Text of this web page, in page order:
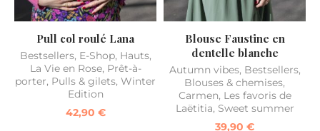
Pull col roulé Lana
Bestsellers, E-Shop, Hauts,
La Vie en Rose, Prêt-à-
porter, Pulls & gilets, Winter
Edition
42,90 €
Blouse Faustine en
dentelle blanche
Autumn vibes, Bestsellers,
Blouses & chemises,
Carmen, Les favoris de
Laëtitia, Sweet summer
39,90 €